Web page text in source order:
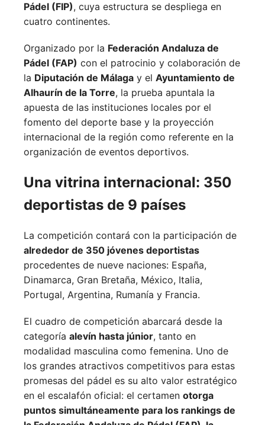
Pádel (FIP), cuya estructura se despliega en
cuatro continentes.
Organizado por la Federación Andaluza de
Pádel (FAP) con el patrocinio y colaboración de
la Diputación de Málaga y el Ayuntamiento de
Alhaurín de la Torre, la prueba apuntala la
apuesta de las instituciones locales por el
fomento del deporte base y la proyección
internacional de la región como referente en la
organización de eventos deportivos.
Una vitrina internacional: 350
deportistas de 9 países
La competición contará con la participación de
alrededor de 350 jóvenes deportistas
procedentes de nueve naciones: España,
Dinamarca, Gran Bretaña, México, Italia,
Portugal, Argentina, Rumanía y Francia.
El cuadro de competición abarcará desde la
categoría alevín hasta júnior, tanto en
modalidad masculina como femenina. Uno de
los grandes atractivos competitivos para estas
promesas del pádel es su alto valor estratégico
en el escalafón oficial: el certamen otorga
puntos simultáneamente para los rankings de